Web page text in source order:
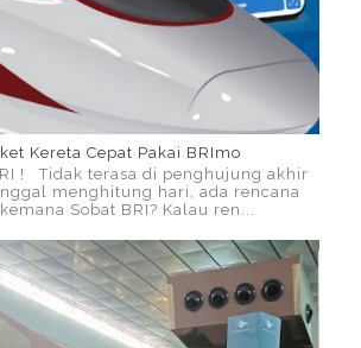
Kereta Cepat Pakai BRImo
! Tidak terasa di penghujung akhir
menghitung hari, ada rencana
Sobat BRI? Kalau ren...